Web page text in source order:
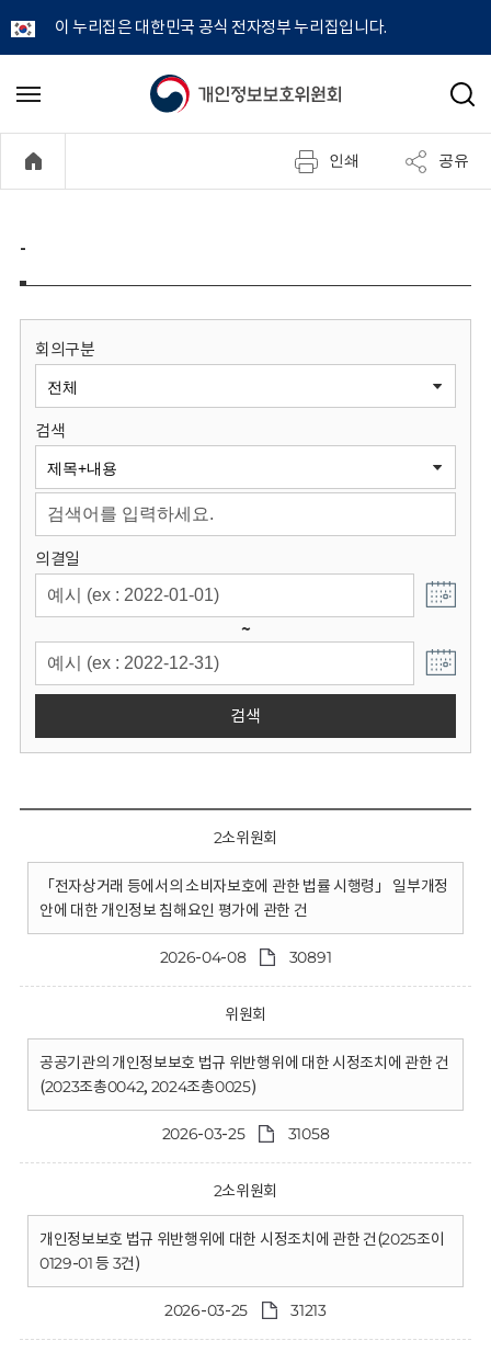
이 누리집은 대한민국 공식 전자정부 누리집입니다.
개
정
보
원
회
메
기
검
인쇄 공유
-
회의구분
검색
의결일
~
검색
2소위원회
「전자상거래 등에서의 소비자보호에 관한 법률 시행령」 일부개정
안에 대한 개인정보 침해요인 평가에 관한 건
2026-04-08 30891
위원회
공공기관의 개인정보보호 법규 위반행위에 대한 시정조치에 관한 건
(2023조총0042, 2024조총0025)
2026-03-25 31058
2소위원회
개인정보보호 법규 위반행위에 대한 시정조치에 관한 건(2025조이
0129-01 등 3건)
2026-03-25 31213